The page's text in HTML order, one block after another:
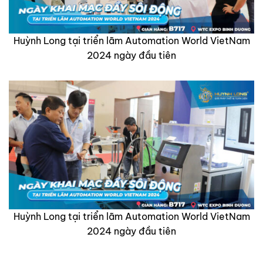
Huỳnh Long tại triển lãm Automation World VietNam
2024 ngày đầu tiên
Huỳnh Long tại triển lãm Automation World VietNam
2024 ngày đầu tiên